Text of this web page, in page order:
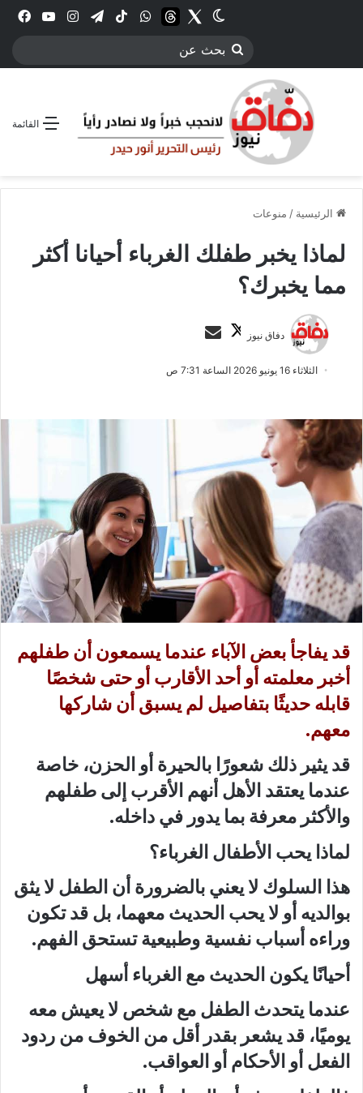
انستقرامتيلقرام‫TikTokواتسابthreadsTwitter
الوضع المظلم
بحث
القائمة
الرئيسية / منوعات
لماذا يخبر طفلك الغرباء أحيانا أكثر
مما يخبرك؟
دفاق نيوز
ت
ب
X
س
د
ا
إ
ل
ك
ت
ر
و
ن
ا
الثلاثاء 16 يونيو 2026 الساعة 7:31 ص
قد يفاجأ بعض الآباء عندما يسمعون أن طفلهم
أخبر معلمته أو أحد الأقارب أو حتى شخصًا
قابله حديثًا بتفاصيل لم يسبق أن شاركها
معهم.
قد يثير ذلك شعورًا بالحيرة أو الحزن، خاصة
عندما يعتقد الأهل أنهم الأقرب إلى طفلهم
والأكثر معرفة بما يدور في داخله.
لماذا يحب الأطفال الغرباء؟
هذا السلوك لا يعني بالضرورة أن الطفل لا يثق
بوالديه أو لا يحب الحديث معهما، بل قد تكون
وراءه أسباب نفسية وطبيعية تستحق الفهم.
أحيانًا يكون الحديث مع الغرباء أسهل
عندما يتحدث الطفل مع شخص لا يعيش معه
يوميًا، قد يشعر بقدر أقل من الخوف من ردود
الفعل أو الأحكام أو العواقب.